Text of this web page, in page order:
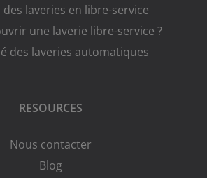
laveries en libre-service
une laverie libre-service ?
des laveries automatiques
RESOURCES
Nous contacter
Blog